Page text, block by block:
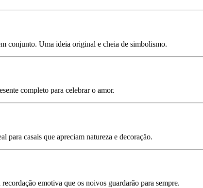
conjunto. Uma ideia original e cheia de simbolismo.
completo para celebrar o amor.
casais que apreciam natureza e decoração.
emotiva que os noivos guardarão para sempre.